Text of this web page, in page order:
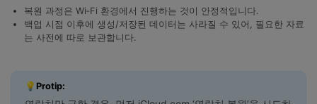
복원 과정은 Wi‑Fi 환경에서 진행하는 것이 안정적입니다.
백업 시점 이후에 생성/저장된 데이터는 사라질 수 있어, 필요한 자료
는 사전에 따로 보관합니다.
💡Protip: